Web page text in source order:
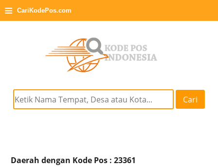
≡ CariKodePos.com
Cari
Daerah dengan Kode Pos : 23361